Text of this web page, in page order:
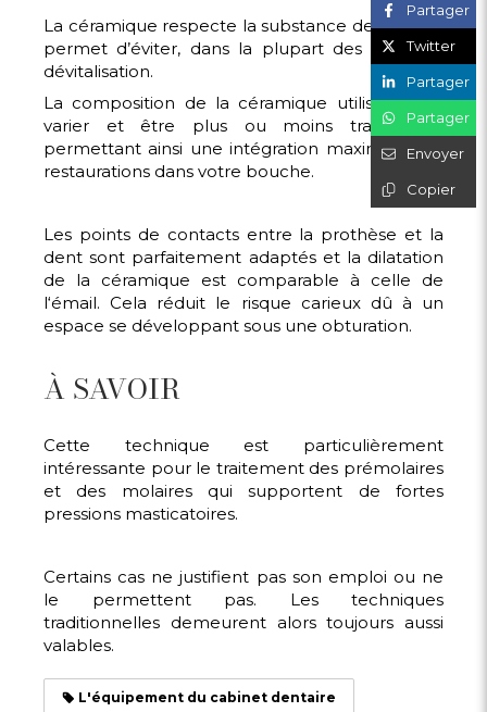
La céramique respecte la substance dentaire et
permet d’éviter, dans la plupart des cas, une
dévitalisation.
La composition de la céramique utilisée peut
varier et être plus ou moins translucide,
permettant ainsi une intégration maximale des
restaurations dans votre bouche.
Les points de contacts entre la prothèse et la
dent sont parfaitement adaptés et la dilatation
de la céramique est comparable à celle de
l‘émail. Cela réduit le risque carieux dû à un
espace se développant sous une obturation.
À SAVOIR
Cette technique est particulièrement
intéressante pour le traitement des prémolaires
et des molaires qui supportent de fortes
pressions masticatoires.
Certains cas ne justifient pas son emploi ou ne
le permettent pas. Les techniques
traditionnelles demeurent alors toujours aussi
valables.
L'équipement du cabinet dentaire
Partager
Twitter
Partager
Partager
Envoyer
Copier